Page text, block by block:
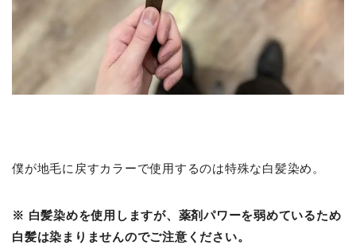
僕が地毛に戻すカラーで使用するのは特殊な白髪染め。
※ 白髪染めを使用しますが、薬剤パワーを弱めているため
白髪は染まりませんのでご注意ください。